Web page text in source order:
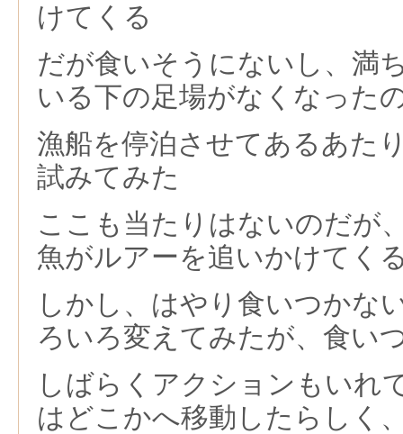
けてくる
だが食いそうにないし、満
いる下の足場がなくなった
漁船を停泊させてあるあた
試みてみた
ここも当たりはないのだが
魚がルアーを追いかけてく
しかし、はやり食いつかな
ろいろ変えてみたが、食い
しばらくアクションもいれ
はどこかへ移動したらしく